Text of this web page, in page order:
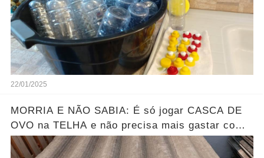
22/01/2025
MORRIA E NÃO SABIA: É só jogar CASCA DE
OVO na TELHA e não precisa mais gastar com
PEDREIRO